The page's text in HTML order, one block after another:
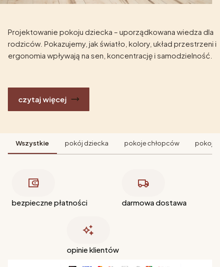
Projektowanie pokoju dziecka – uporządkowana wiedza dla
rodziców. Pokazujemy, jak światło, kolory, układ przestrzeni i
ergonomia wpływają na sen, koncentrację i samodzielność.
czytaj więcej
Wszystkie pokój dziecka pokoje chłopców pokoje
bezpieczne płatności darmowa dostawa
opinie klientów